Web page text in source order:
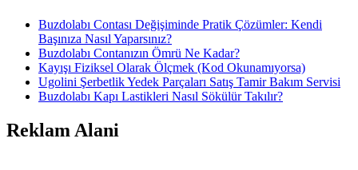
Buzdolabı Contası Değişiminde Pratik Çözümler: Kendi
Başınıza Nasıl Yaparsınız?
Buzdolabı Contanızın Ömrü Ne Kadar?
Kayışı Fiziksel Olarak Ölçmek (Kod Okunamıyorsa)
Ugolini Şerbetlik Yedek Parçaları Satış Tamir Bakım Servisi
Buzdolabı Kapı Lastikleri Nasıl Sökülür Takılır?
Reklam Alani